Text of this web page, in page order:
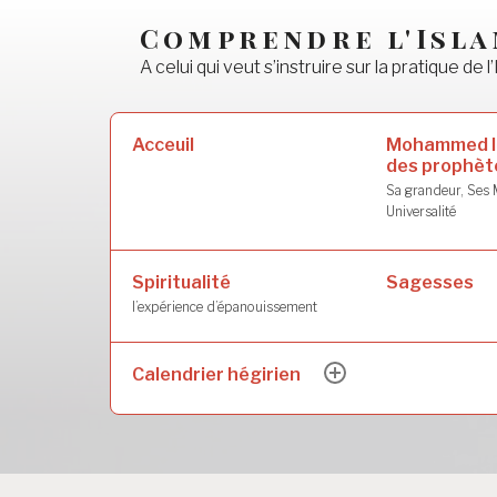
Comprendre
A celui qui veut s’instruire sur la pratique de
Acceuil
Mohammed
des
Sa grandeur, Ses
Universalité
Spiritualité
l’expérience d’épanouissement
Sagesses
Calendrier hégirien
ouvrir
sous-